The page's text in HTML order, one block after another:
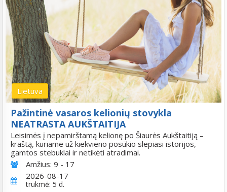
Lietuva
Pažintinė vasaros kelionių stovykla
NEATRASTA AUKŠTAITIJA
Leisimės į nepamirštamą kelionę po Šiaurės Aukštaitiją –
kraštą, kuriame už kiekvieno posūkio slepiasi istorijos,
gamtos stebuklai ir netikėti atradimai.
Amžius: 9 - 17
2026-08-17
trukmė: 5 d.